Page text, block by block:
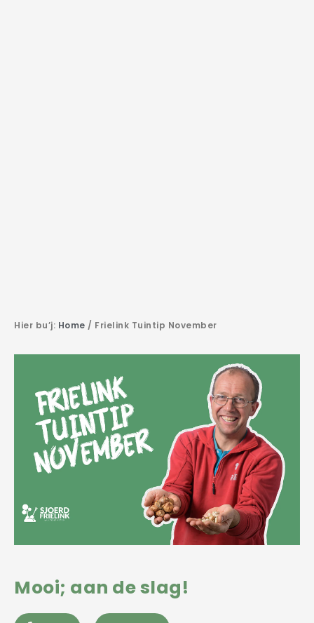
Hier bu’j: Home / Frielink Tuintip November
Mooi; aan de slag!